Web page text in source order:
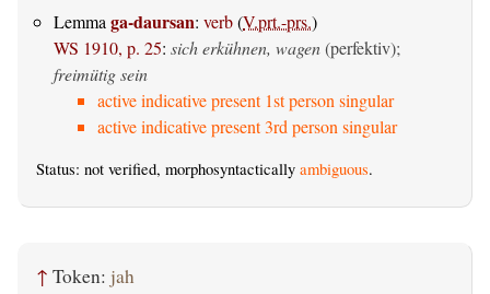
Lemma ga-daursan: verb(V.prt.-prs.)
WS 1910, p. 25: sich erkühnen, wagen(perfektiv);
freimütig sein
active indicative present 1st person singular
active indicative present 3rd person singular
Status: not verified, morphosyntactically ambiguous.
↑ Token: jah